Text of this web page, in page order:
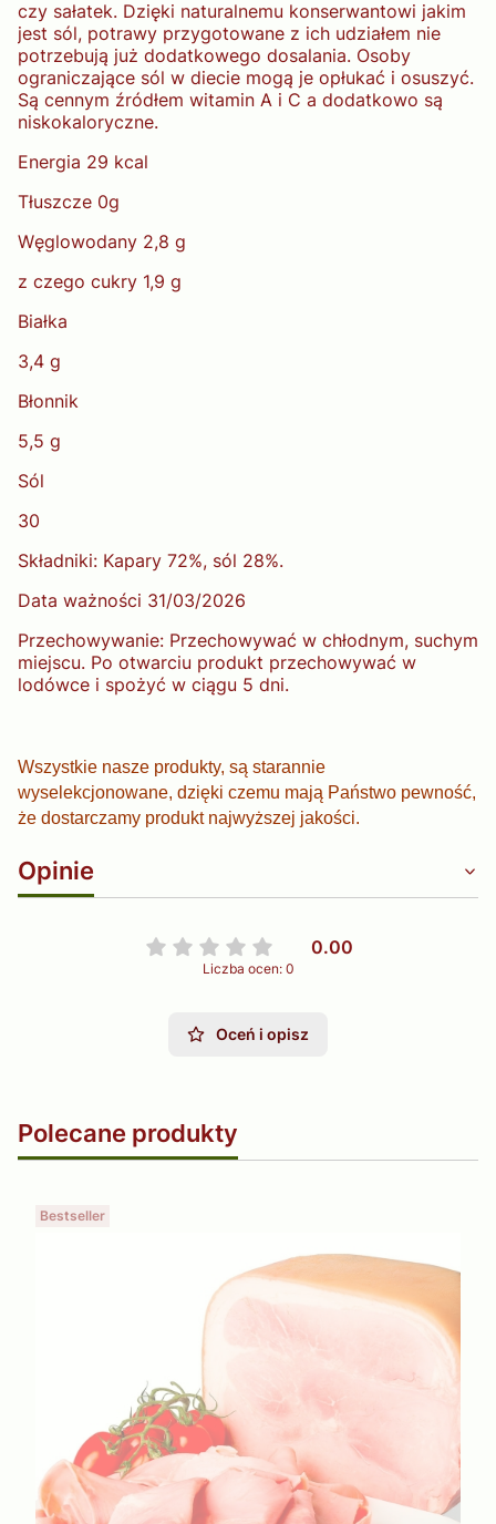
czy sałatek. Dzięki naturalnemu konserwantowi jakim
jest sól, potrawy przygotowane z ich udziałem nie
potrzebują już dodatkowego dosalania. Osoby
ograniczające sól w diecie mogą je opłukać i osuszyć.
Są cennym źródłem witamin A i C a dodatkowo są
niskokaloryczne.
Energia 29 kcal
Tłuszcze 0g
Węglowodany 2,8 g
z czego cukry 1,9 g
Białka
3,4 g
Błonnik
5,5 g
Sól
30
Składniki: Kapary 72%, sól 28%.
Data ważności 31/03/2026
Przechowywanie: Przechowywać w chłodnym, suchym
miejscu. Po otwarciu produkt przechowywać w
lodówce i spożyć w ciągu 5 dni.
Wszystkie nasze produkty, są starannie
wyselekcjonowane, dzięki czemu mają Państwo pewność,
że dostarczamy produkt najwyższej jakości.
Opinie
0.00
Liczba ocen: 0
Oceń i opisz
Polecane produkty
Bestseller